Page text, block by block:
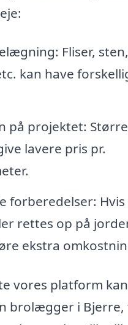
Fliser, sten,
kan have
på projektet:
lavere pris pr.
forberedelser: Hvis
rettes op på
ekstra
vores platform
brolægger i Bjerre,